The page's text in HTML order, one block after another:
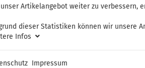
unser Artikelangebot weiter zu verbessern,
dieser Statistiken können wir unsere
Infos
Impressum